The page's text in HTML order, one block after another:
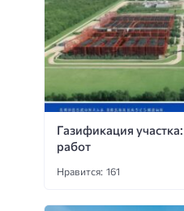
Газификация
работ
Нравится: 161